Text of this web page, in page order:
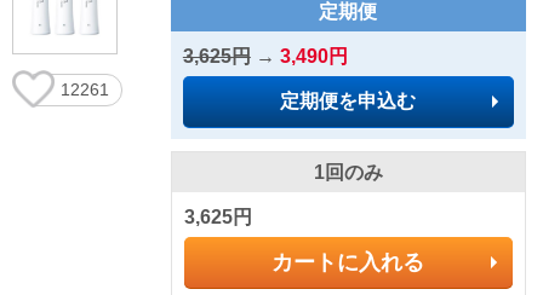
12261
定期便
3,625円→ 3,490円
定期便を申込む
1回のみ
3,625円
カートに入れる